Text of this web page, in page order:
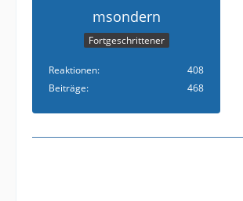
msondern
Fortgeschrittener
Reaktionen
408
Beiträge
468